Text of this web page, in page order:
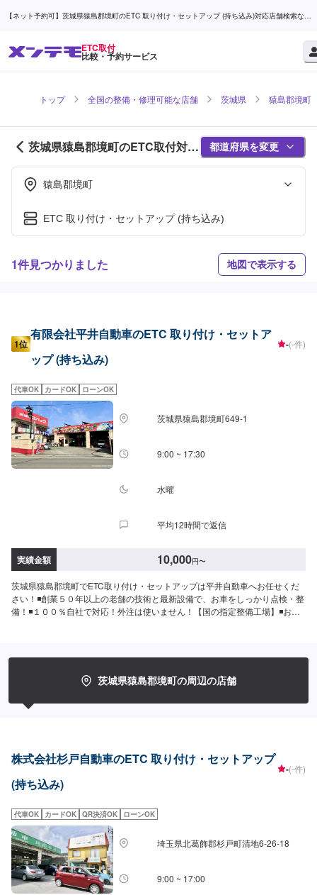
【ネット予約可】茨城県猿島郡境町のETC 取り付け・セットアップ (持ち込み)対応店舗検索なら
ETC取付
比較・予約サービス
トップ 全国の整備・修理可能な店舗 茨城県 猿島郡境町
茨城県猿島郡境町のETC取付対応
店舗紹介 (1ページ目)
都道府県を変更
猿島郡境町
ETC 取り付け・セットアップ (持ち込み)
1件見つかりました 地図で表示する
1位
有限会社平井自動車のETC 取り付け・セットア
ップ (持ち込み)
-(-件)
代車OK カードOK ローンOK
茨城県猿島郡境町649-1
9:00 ~ 17:30
水曜
平均12時間で返信
実績金額 10,000円〜
茨城県猿島郡境町でETC取り付け・セットアップは平井自動車へお任せくだ
さい！◾創業５０年以上の老舗の技術と最新設備で、お車をしっかり点検・整
備！◾１００％自社で対応！外注は使いません！【国の指定整備工場】◾お車
9:00~17:30【1】オファーにてお問い合わせ【2】お見積り【3】お見積りに
ご納得いただければ作業開始【4】仕上がり次第納車-----納期について-----納
後する場合がございます。予めご了承ください。-----代車について-----無料の
ねる場合もございます。-----ご来店時の注意、受付方法-----入庫の際はお気を
つけてお越しください。駐車スペースは事務所前のお客様駐車スペースに駐
車してください。受付はスタッフへ「メンテモで予約しました」とお伝えく
ださい。ご案内いたします。
茨城県猿島郡境町の周辺の店舗
株式会社杉戸自動車のETC 取り付け・セットアップ
(持ち込み)
-(-件)
代車OK カードOK QR決済OK ローンOK
埼玉県北葛飾郡杉戸町清地6-26-18
9:00 ~ 17:00